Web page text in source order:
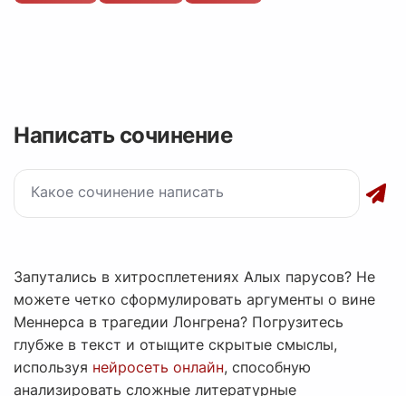
Написать сочинение
Запутались в хитросплетениях Алых парусов? Не
можете четко сформулировать аргументы о вине
Меннерса в трагедии Лонгрена? Погрузитесь
глубже в текст и отыщите скрытые смыслы,
используя нейросеть онлайн, способную
анализировать сложные литературные